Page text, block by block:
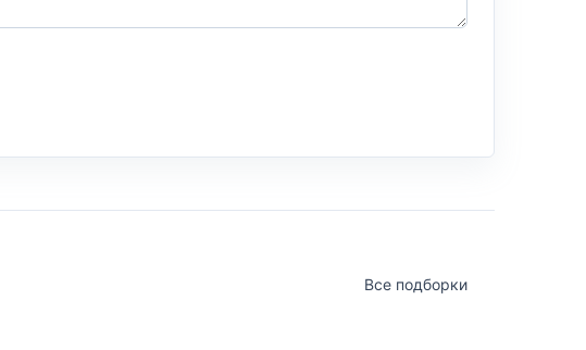
Все подборки